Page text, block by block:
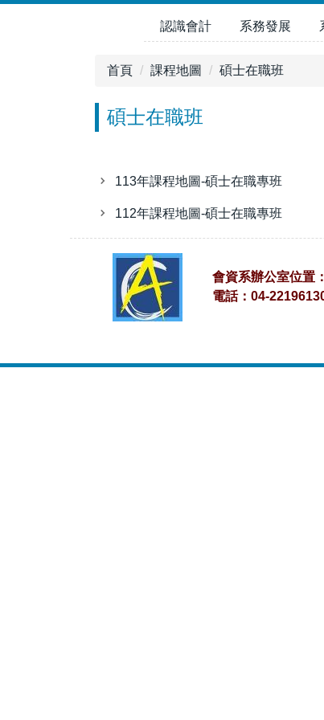
認識會計 系務發展
首頁 課程地圖 碩士在職班
碩士在職班
113年課程地圖-碩士在職專班
112年課程地圖-碩士在職專班
會資系辦公室位置
電話：04-